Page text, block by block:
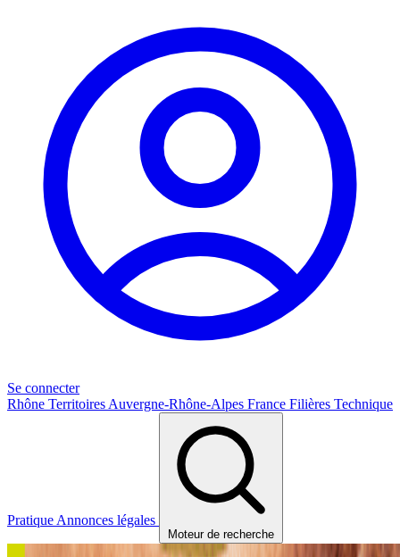
Se connecter
Rhône Territoires Auvergne-Rhône-Alpes France Filières Technique
Pratique Annonces légales
Moteur de recherche